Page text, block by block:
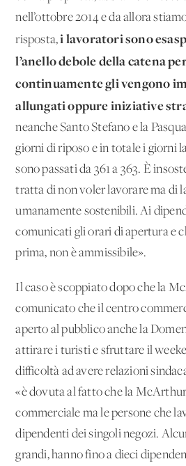
nell’ottobre 2014 e da allora
risposta,i lavoratori sono
l’anello debole della catena
continuamente gli vengono
allungati oppure iniziative
neanche Santo Stefano e la
giorni di riposo e in totale i giorni
sono passati da 361 a 363. È
tratta di non voler lavorare ma di
umanamente sostenibili. Ai
comunicati gli orari di apertura e
prima, non è ammissibile».
Il caso è scoppiato dopo che la
comunicato che il centro
aperto al pubblico anche la
attirare i turisti e sfruttare il
difficoltà ad avere relazioni
«è dovuta al fatto che la
commerciale ma le persone che
dipendenti dei singoli negozi.
grandi, hanno fino a dieci